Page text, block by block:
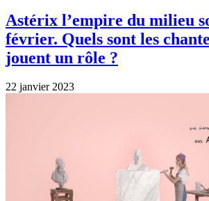
Astérix l’empire du milieu
février. Quels sont les
jouent un rôle ?
22 janvier 2023